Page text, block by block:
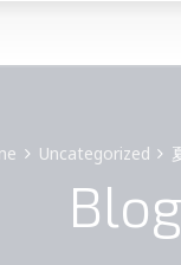
Uncategorized
Blog